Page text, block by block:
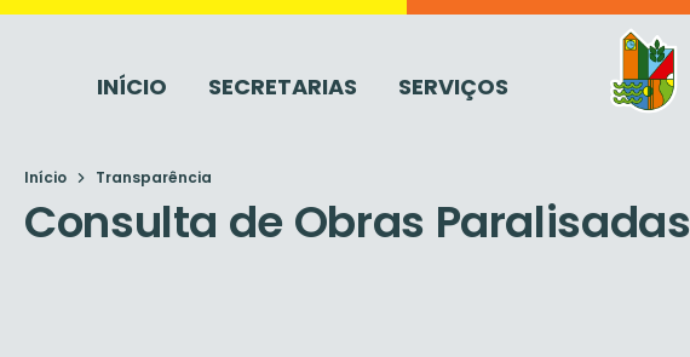
INÍCIO SECRETARIAS SERVIÇOS
Início Transparência
Consulta de Obras Paralisadas